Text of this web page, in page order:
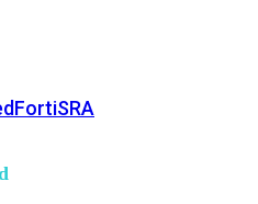
FortiSRA